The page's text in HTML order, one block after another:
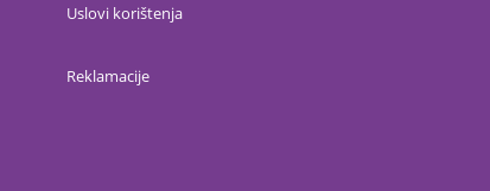
Uslovi korištenja
Reklamacije